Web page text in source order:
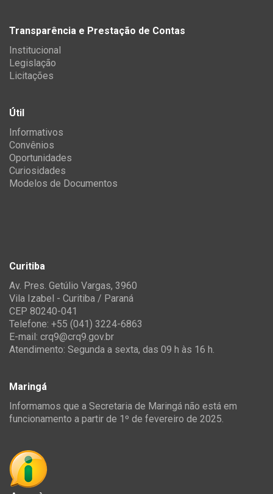
Transparência e Prestação de Contas
Institucional
Legislação
Licitações
Útil
Informativos
Convênios
Oportunidades
Curiosidades
Modelos de Documentos
Curitiba
Av. Pres. Getúlio Vargas, 3960
Vila Izabel - Curitiba / Paraná
CEP 80240-041
Telefone: +55 (041) 3224-6863
E-mail: crq9@crq9.gov.br
Atendimento: Segunda a sexta, das 09 h às 16 h.
Maringá
Informamos que a Secretaria de Maringá não está em
funcionamento a partir de 1º de fevereiro de 2025.